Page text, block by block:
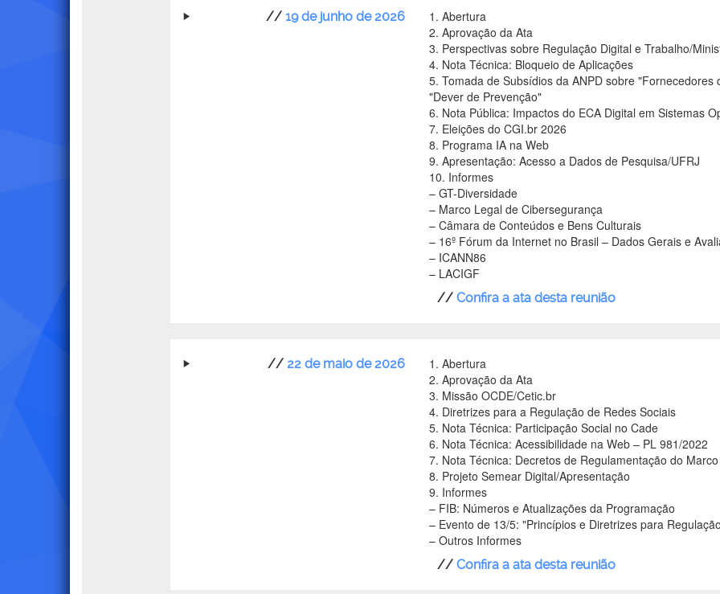
// 19 de junho de 2026
1. Abertura
2. Aprovação da Ata
3. Perspectivas sobre Regulação Digital e Trabalho/
4. Nota Técnica: Bloqueio de Aplicações
5. Tomada de Subsídios da ANPD sobre "Fornecedores
"Dever de Prevenção"
6. Nota Pública: Impactos do ECA Digital em Sistemas
7. Eleições do CGI.br 2026
8. Programa IA na Web
9. Apresentação: Acesso a Dados de Pesquisa/UFRJ
10. Informes
– GT-Diversidade
– Marco Legal de Cibersegurança
– Câmara de Conteúdos e Bens Culturais
– 16º Fórum da Internet no Brasil – Dados Gerais e
– ICANN86
– LACIGF
// Confira a ata desta reunião
// 22 de maio de 2026
1. Abertura
2. Aprovação da Ata
3. Missão OCDE/Cetic.br
4. Diretrizes para a Regulação de Redes Sociais
5. Nota Técnica: Participação Social no Cade
6. Nota Técnica: Acessibilidade na Web – PL 981/2022
7. Nota Técnica: Decretos de Regulamentação do
8. Projeto Semear Digital/Apresentação
9. Informes
– FIB: Números e Atualizações da Programação
– Evento de 13/5: "Princípios e Diretrizes para
– Outros Informes
// Confira a ata desta reunião